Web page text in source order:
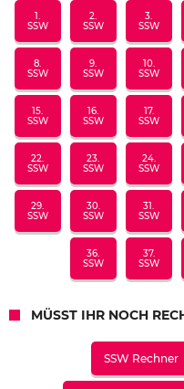
1.
SSW
2.
SSW
3.
SSW
8.
SSW
9.
SSW
10.
SSW
15.
SSW
16.
SSW
17.
SSW
22.
SSW
23.
SSW
24.
SSW
29.
SSW
30.
SSW
31.
SSW
36.
SSW
37.
SSW
MÜSST IHR NOCH
SSW Rechner